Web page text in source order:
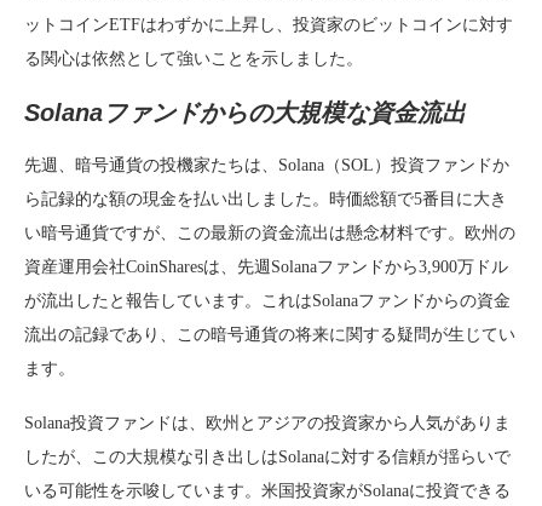
ットコインETFはわずかに上昇し、投資家のビットコインに対す
る関心は依然として強いことを示しました。
Solanaファンドからの大規模な資金流出
先週、暗号通貨の投機家たちは、Solana（SOL）投資ファンドか
ら記録的な額の現金を払い出しました。時価総額で5番目に大き
い暗号通貨ですが、この最新の資金流出は懸念材料です。欧州の
資産運用会社CoinSharesは、先週Solanaファンドから3,900万ドル
が流出したと報告しています。これはSolanaファンドからの資金
流出の記録であり、この暗号通貨の将来に関する疑問が生じてい
ます。
Solana投資ファンドは、欧州とアジアの投資家から人気がありま
したが、この大規模な引き出しはSolanaに対する信頼が揺らいで
いる可能性を示唆しています。米国投資家がSolanaに投資できる